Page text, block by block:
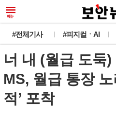
#전체기사 #피지컬ㆍAI
너 내 (월급 도둑
MS, 월급 통장 노
적’ 포착